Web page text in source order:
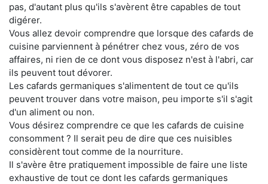
pas, d'autant plus qu'ils s'avèrent être capables de tout
digérer.
Vous allez devoir comprendre que lorsque des cafards de
cuisine parviennent à pénétrer chez vous, zéro de vos
affaires, ni rien de ce dont vous disposez n'est à l'abri, car
ils peuvent tout dévorer.
Les cafards germaniques s'alimentent de tout ce qu'ils
peuvent trouver dans votre maison, peu importe s'il s'agit
d'un aliment ou non.
Vous désirez comprendre ce que les cafards de cuisine
consomment ? Il serait peu de dire que ces nuisibles
considèrent tout comme de la nourriture.
Il s'avère être pratiquement impossible de faire une liste
exhaustive de tout ce dont les cafards germaniques